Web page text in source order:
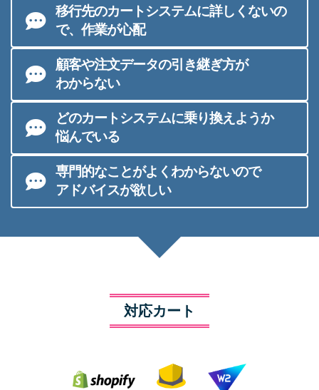
移行先のカートシステムに詳しくないの
で、作業が心配
顧客や注文データの引き継ぎ方が
わからない
どのカートシステムに乗り換えようか
悩んでいる
専門的なことがよくわからないので
アドバイスが欲しい
対応カート